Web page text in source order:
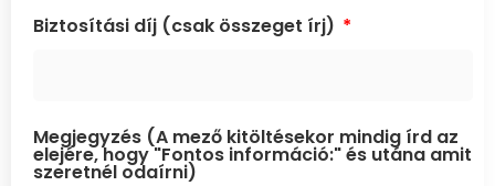
Biztosítási díj (csak összeget írj)
Megjegyzés (A mező kitöltésekor mindig írd az
elejére, hogy "Fontos információ:" és utána amit
szeretnél odaírni)